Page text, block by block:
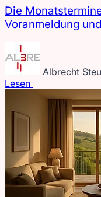
Die
Voranmeldung
Albrecht
Lesen